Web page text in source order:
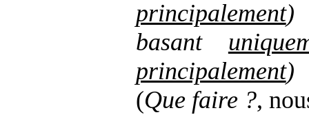
principalement)
basant
principalement)
(Que faire ?,